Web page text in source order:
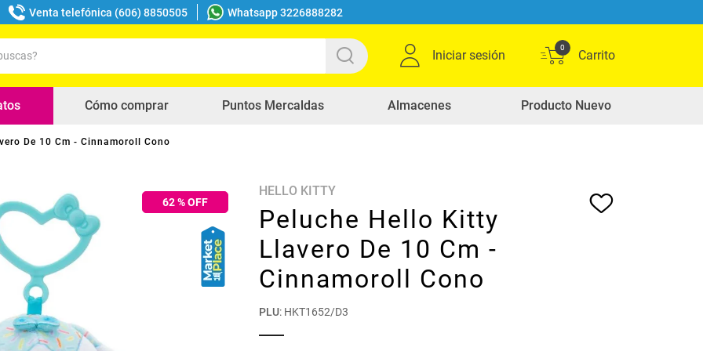
Venta telefónica (606) 8850505 Whatsapp 3226888282
Iniciar sesión
0
Cómo comprar Puntos Mercaldas Almacenes Producto Nuevo
De 10 Cm - Cinnamoroll Cono
62% OFF
HELLO KITTY
Peluche Hello Kitty
Llavero De 10 Cm -
Cinnamoroll Cono
PLU: HKT1652/D3
buscados